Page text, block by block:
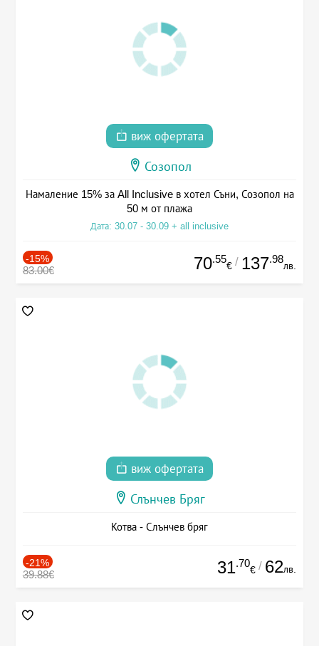
виж офертата
Созопол
Намаление 15% за All Inclusive в хотел Съни, Созопол на
50 м от плажа
Дата: 30.07 - 30.09 + all inclusive
-15%
83.00€ 70.55
€ / 137.98
лв.
виж офертата
Слънчев Бряг
Котва - Слънчев бряг
-21%
39.88€ 31.70
€ / 62лв.